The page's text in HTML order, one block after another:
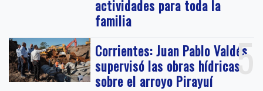
actividades para toda la
familia
5
Corrientes: Juan Pablo Valdés
supervisó las obras hídricas
sobre el arroyo Pirayuí